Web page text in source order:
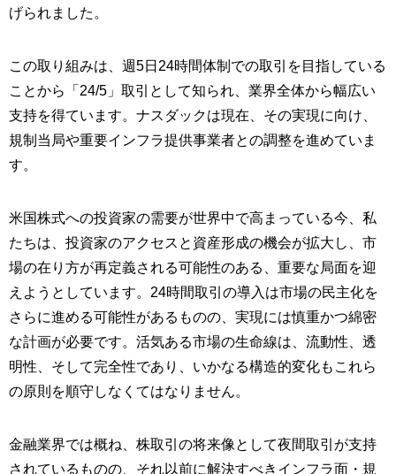
げられました。
この取り組みは、週5日24時間体制での取引を目指している
ことから「24/5」取引として知られ、業界全体から幅広い
支持を得ています。ナスダックは現在、その実現に向け、
規制当局や重要インフラ提供事業者との調整を進めていま
す。
米国株式への投資家の需要が世界中で高まっている今、私
たちは、投資家のアクセスと資産形成の機会が拡大し、市
場の在り方が再定義される可能性のある、重要な局面を迎
えようとしています。24時間取引の導入は市場の民主化を
さらに進める可能性があるものの、実現には慎重かつ綿密
な計画が必要です。活気ある市場の生命線は、流動性、透
明性、そして完全性であり、いかなる構造的変化もこれら
の原則を順守しなくてはなりません。
金融業界では概ね、株取引の将来像として夜間取引が支持
されているものの、それ以前に解決すべきインフラ面・規